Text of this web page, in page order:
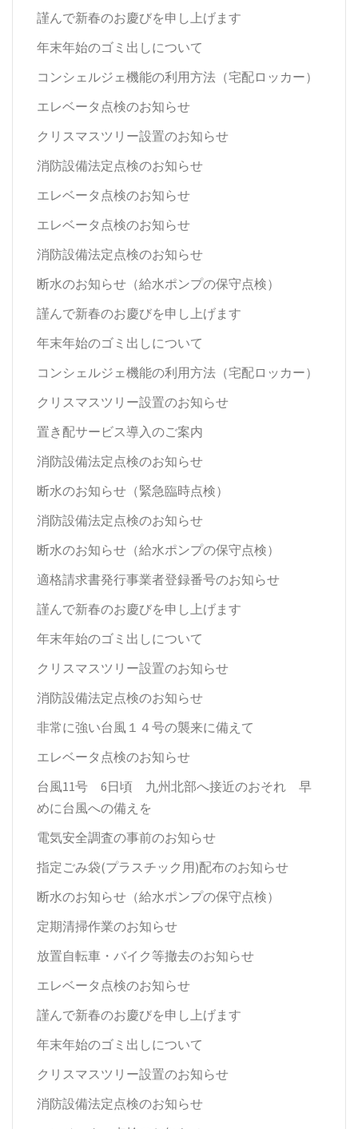
謹んで新春のお慶びを申し上げます
年末年始のゴミ出しについて
コンシェルジェ機能の利用方法（宅配ロッカー）
エレベータ点検のお知らせ
クリスマスツリー設置のお知らせ
消防設備法定点検のお知らせ
エレベータ点検のお知らせ
エレベータ点検のお知らせ
消防設備法定点検のお知らせ
断水のお知らせ（給水ポンプの保守点検）
謹んで新春のお慶びを申し上げます
年末年始のゴミ出しについて
コンシェルジェ機能の利用方法（宅配ロッカー）
クリスマスツリー設置のお知らせ
置き配サービス導入のご案内
消防設備法定点検のお知らせ
断水のお知らせ（緊急臨時点検）
消防設備法定点検のお知らせ
断水のお知らせ（給水ポンプの保守点検）
適格請求書発行事業者登録番号のお知らせ
謹んで新春のお慶びを申し上げます
年末年始のゴミ出しについて
クリスマスツリー設置のお知らせ
消防設備法定点検のお知らせ
非常に強い台風１４号の襲来に備えて
エレベータ点検のお知らせ
台風11号 6日頃 九州北部へ接近のおそれ 早
めに台風への備えを
電気安全調査の事前のお知らせ
指定ごみ袋(プラスチック用)配布のお知らせ
断水のお知らせ（給水ポンプの保守点検）
定期清掃作業のお知らせ
放置自転車・バイク等撤去のお知らせ
エレベータ点検のお知らせ
謹んで新春のお慶びを申し上げます
年末年始のゴミ出しについて
クリスマスツリー設置のお知らせ
消防設備法定点検のお知らせ